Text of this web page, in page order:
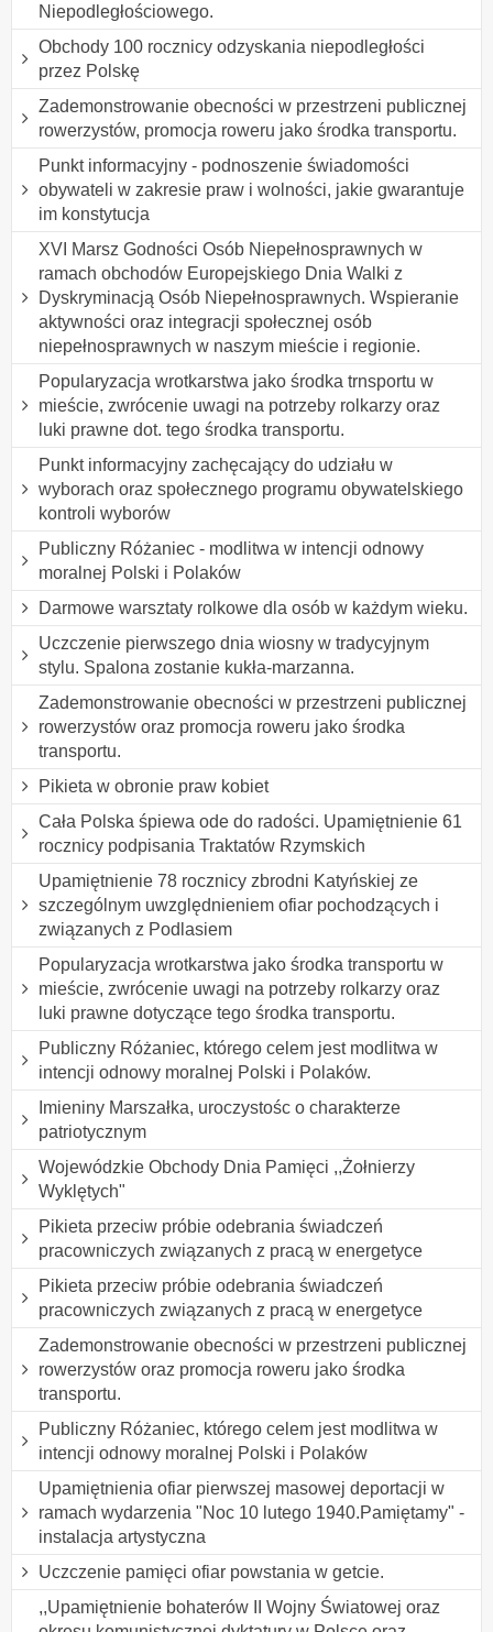
Niepodległościowego.
Obchody 100 rocznicy odzyskania niepodległości
przez Polskę
Zademonstrowanie obecności w przestrzeni publicznej
rowerzystów, promocja roweru jako środka transportu.
Punkt informacyjny - podnoszenie świadomości
obywateli w zakresie praw i wolności, jakie gwarantuje
im konstytucja
XVI Marsz Godności Osób Niepełnosprawnych w
ramach obchodów Europejskiego Dnia Walki z
Dyskryminacją Osób Niepełnosprawnych. Wspieranie
aktywności oraz integracji społecznej osób
niepełnosprawnych w naszym mieście i regionie.
Popularyzacja wrotkarstwa jako środka trnsportu w
mieście, zwrócenie uwagi na potrzeby rolkarzy oraz
luki prawne dot. tego środka transportu.
Punkt informacyjny zachęcający do udziału w
wyborach oraz społecznego programu obywatelskiego
kontroli wyborów
Publiczny Różaniec - modlitwa w intencji odnowy
moralnej Polski i Polaków
Darmowe warsztaty rolkowe dla osób w każdym wieku.
Uczczenie pierwszego dnia wiosny w tradycyjnym
stylu. Spalona zostanie kukła-marzanna.
Zademonstrowanie obecności w przestrzeni publicznej
rowerzystów oraz promocja roweru jako środka
transportu.
Pikieta w obronie praw kobiet
Cała Polska śpiewa ode do radości. Upamiętnienie 61
rocznicy podpisania Traktatów Rzymskich
Upamiętnienie 78 rocznicy zbrodni Katyńskiej ze
szczególnym uwzględnieniem ofiar pochodzących i
związanych z Podlasiem
Popularyzacja wrotkarstwa jako środka transportu w
mieście, zwrócenie uwagi na potrzeby rolkarzy oraz
luki prawne dotyczące tego środka transportu.
Publiczny Różaniec, którego celem jest modlitwa w
intencji odnowy moralnej Polski i Polaków.
Imieniny Marszałka, uroczystośc o charakterze
patriotycznym
Wojewódzkie Obchody Dnia Pamięci ,,Żołnierzy
Wyklętych"
Pikieta przeciw próbie odebrania świadczeń
pracowniczych związanych z pracą w energetyce
Pikieta przeciw próbie odebrania świadczeń
pracowniczych związanych z pracą w energetyce
Zademonstrowanie obecności w przestrzeni publicznej
rowerzystów oraz promocja roweru jako środka
transportu.
Publiczny Różaniec, którego celem jest modlitwa w
intencji odnowy moralnej Polski i Polaków
Upamiętnienia ofiar pierwszej masowej deportacji w
ramach wydarzenia "Noc 10 lutego 1940.Pamiętamy" -
instalacja artystyczna
Uczczenie pamięci ofiar powstania w getcie.
,,Upamiętnienie bohaterów II Wojny Światowej oraz